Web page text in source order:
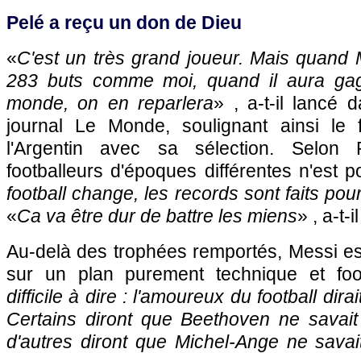
Pelé a reçu un don de Dieu
«C'est un très grand joueur. Mais quand
283 buts comme moi, quand il aura
monde, on en reparlera» , a-t-il lancé
journal Le Monde, soulignant ainsi le
l'Argentin avec sa sélection. Selon
footballeurs d'époques différentes n'est
football change, les records sont faits
«Ca va être dur de battre les miens» , a-t-
Au-delà des trophées remportés, Messi
sur un plan purement technique et
difficile à dire : l'amoureux du football
Certains diront que Beethoven ne
d'autres diront que Michel-Ange ne